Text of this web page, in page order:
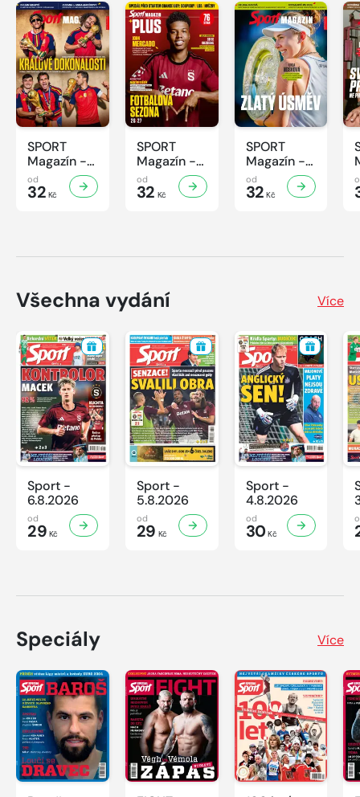
SPORT
Magazín -
31/2026
od
32 Kč
SPORT
Magazín -
30/2026
od
32 Kč
SPORT
Magazín -
29/2026
od
32 Kč
Všechna vydání Více
Sport -
6.8.2026
od
29 Kč
Sport -
5.8.2026
od
29 Kč
Sport -
4.8.2026
od
30Kč
Speciály Více